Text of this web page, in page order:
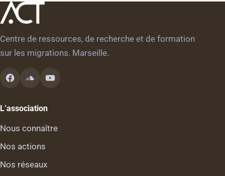
Centre de ressources, de recherche et de formation
sur les migrations. Marseille.
L’association
Nous connaître
Nos actions
Nos réseaux